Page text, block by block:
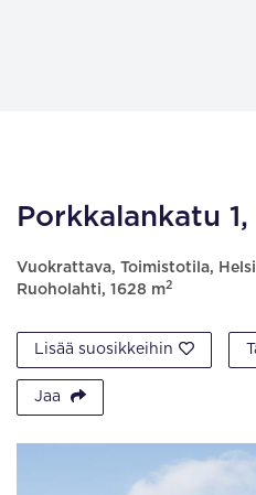
Porkkalankatu
Vuokrattava, Toimistotila,
Ruoholahti, 1628 m2
Lisää suosikkeihin
Jaa